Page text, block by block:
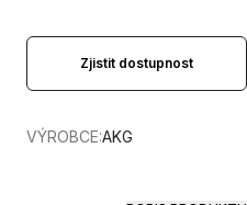
Zjistit dostupnost
VÝROBCE:AKG